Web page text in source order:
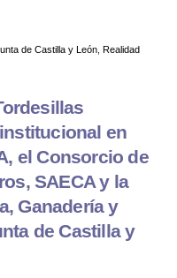
de Castilla y León, Realidad
en
el Consorcio de
SAECA y la
Ganadería y
de Castilla y